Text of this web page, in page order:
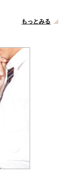
もっとみる